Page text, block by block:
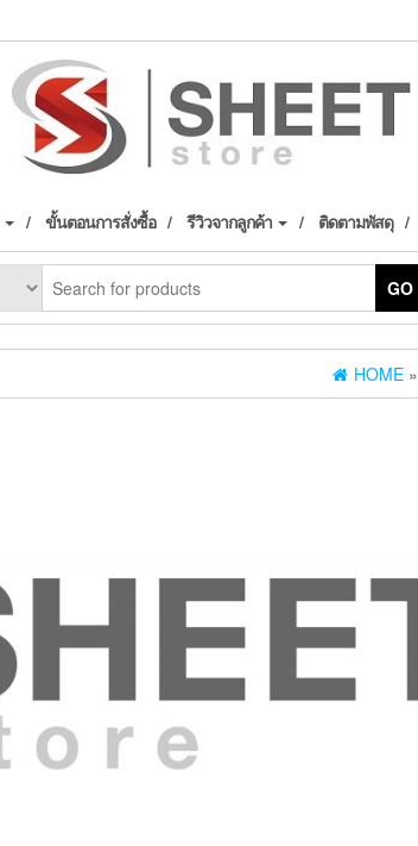
ขั้นตอนการสั่งซื้อ รีวิวจากลูกค้า ติดตามพัสดุ
GO
HOME »